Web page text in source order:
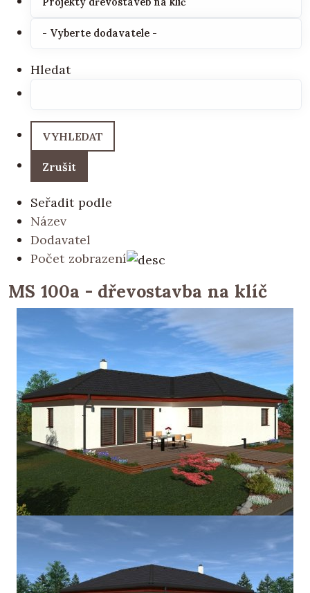
Hledat
Seřadit podle
Název
Dodavatel
Počet zobrazení
MS 100a - dřevostavba na klíč